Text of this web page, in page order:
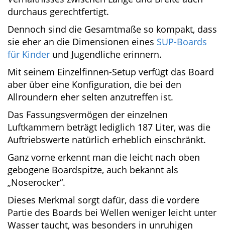
Dies erscheint angesichts des ausgewogenen
Verhältnisses zwischen Länge und Breite auch
durchaus gerechtfertigt.
Dennoch sind die Gesamtmaße so kompakt,
dass sie eher an die Dimensionen eines
SUP-
Boards für Kinderund Jugendliche erinnern.
Mit seinem Einzelfinnen-Setup verfügt das
Board aber über eine Konfiguration, die bei den
Allroundern eher selten anzutreffen ist.
Das Fassungsvermögen der einzelnen
Luftkammern beträgt lediglich 187 Liter, was
die Auftriebswerte natürlich erheblich
einschränkt.
Ganz vorne erkennt man die leicht nach oben
gebogene Boardspitze, auch bekannt als
„Noserocker“.